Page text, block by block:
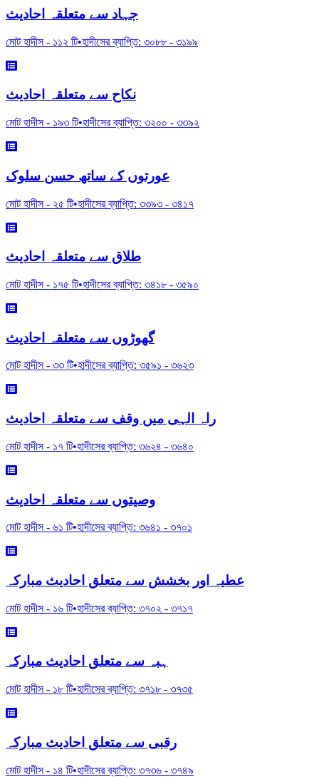
جہاد سے متعلقہ احادیث
মোট হাদীস - ১১২ টি•হাদীসের ব্যাপ্তি: ৩০৮৮- ৩১৯৯
نکاح سے متعلقہ احادیث
মোট হাদীস - ১৯৩ টি•হাদীসের ব্যাপ্তি: ৩২০০ - ৩৩৯২
عورتوں کے ساتھ حسن سلوک
মোট হাদীস - ২৫ টি•হাদীসের ব্যাপ্তি: ৩৩৯৩ - ৩৪১৭
طلاق سے متعلقہ احادیث
মোট হাদীস - ১৭৫ টি•হাদীসের ব্যাপ্তি: ৩৪১৮- ৩৫৯০
گھوڑوں سے متعلقہ احادیث
মোট হাদীস - ৩৩ টি•হাদীসের ব্যাপ্তি: ৩৫৯১ - ৩৬২৩
راہ الہی میں وقف سے متعلقہ احادیث
মোট হাদীস - ১৭ টি•হাদীসের ব্যাপ্তি: ৩৬২৪ - ৩৬৪০
وصیتوں سے متعلقہ احادیث
মোট হাদীস - ৬১ টি•হাদীসের ব্যাপ্তি: ৩৬৪১ - ৩৭০১
عطیہ اور بخشش سے متعلق احادیث مبارکہ
মোট হাদীস - ১৬ টি•হাদীসের ব্যাপ্তি: ৩৭০২ - ৩৭১৭
ہبہ سے متعلق احادیث مبارکہ
মোট হাদীস - ১৮টি•হাদীসের ব্যাপ্তি: ৩৭১৮- ৩৭৩৫
رقبی سے متعلق احادیث مبارکہ
মোট হাদীস - ১৪ টি•হাদীসের ব্যাপ্তি: ৩৭৩৬ - ৩৭৪৯